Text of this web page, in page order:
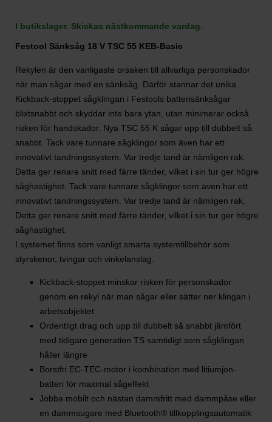
I butikslager. Skickas nästkommande vardag.
Festool Sänksåg 18 V TSC 55 KEB-Basic
Rekylen är den vanligaste orsaken till allvarliga personskador
när man sågar med en sänksåg. Därför stannar det unika
Kickback-stoppet sågklingan i Festools batterisänksågar
blixtsnabbt och skyddar inte bara ytan, utan minimerar också
risken för handskador. Nya TSC 55 K sågar upp till dubbelt så
snabbt. Tack vare tunnare sågklingor som även har ett
innovativt tandningssystem. Var tredje tand är nämligen rak.
Detta ger renare snitt med färre tänder, vilket i sin tur ger högre
såghastighet. Tack vare tunnare sågklingor som även har ett
innovativt tandningssystem. Var tredje tand är nämligen rak.
Detta ger renare snitt med färre tänder, vilket i sin tur ger högre
såghastighet.
I systemet finns som vanligt smarta systemtillbehör som
styrskenor, tvingar och vinkelanslag.
Kickback-stoppet minskar risken för personskador
genom en rekyl när man sågar eller sätter ner klingan i
arbetsobjektet
Ordentligt drag och upp till dubbelt så snabbt jämfört
med tidigare generation TS samtidigt som sågklingan
håller längre
Borstfri EC-TEC-motor i kombination med litiumjon-
batteri för maximal sågeffekt
Jobba mobilt och nästan dammfritt med dammpåse eller
en dammsugare med Bluetooth® tillkopplingsautomatik